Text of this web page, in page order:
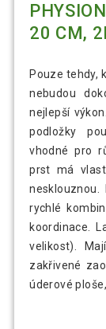
20 CM,
Pouze tehdy,
nebudou
nejlepší
podložky
vhodné pro
prst má
rychlé
koordinace.
velikost).
zakřivené
úderové